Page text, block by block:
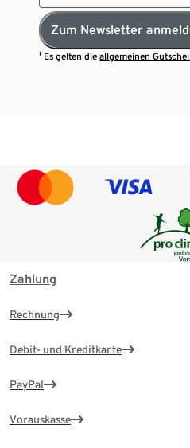
Zum Newsletter
¹ Es gelten dieallgemeinen
Zahlung
Rechnung
Debit- und Kreditkarte
PayPal
Vorauskasse